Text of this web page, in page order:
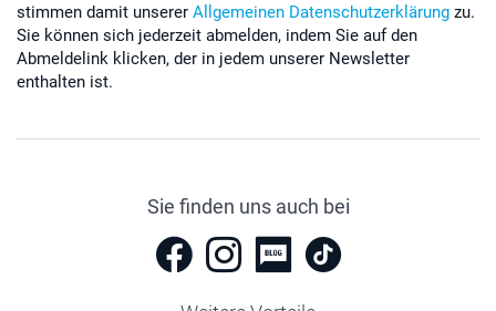
stimmen damit unserer Allgemeinen Datenschutzerklärung zu.
Sie können sich jederzeit abmelden, indem Sie auf den
Abmeldelink klicken, der in jedem unserer Newsletter
enthalten ist.
Sie finden uns auch bei